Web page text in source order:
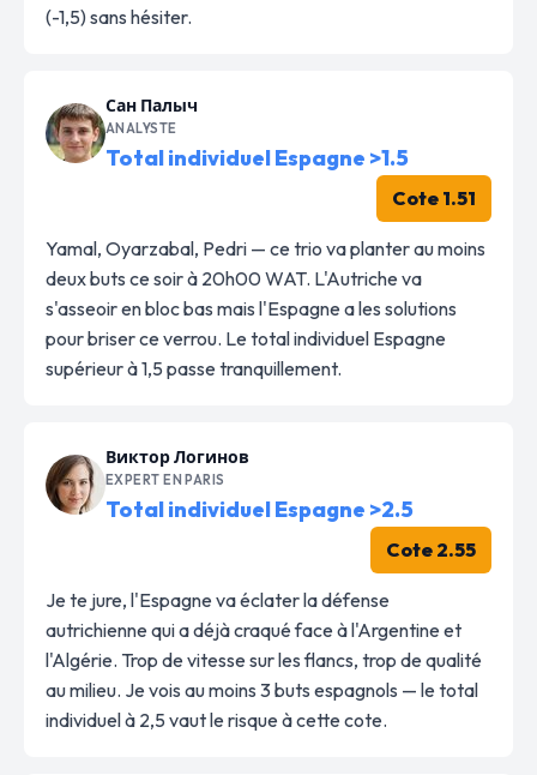
(-1,5) sans hésiter.
Сан Палыч
ANALYSTE
Total individuel Espagne >1.5
Cote 1.51
Yamal, Oyarzabal, Pedri — ce trio va planter au moins
deux buts ce soir à 20h00 WAT. L'Autriche va
s'asseoir en bloc bas mais l'Espagne a les solutions
pour briser ce verrou. Le total individuel Espagne
supérieur à 1,5 passe tranquillement.
Виктор Логинов
EXPERT EN PARIS
Total individuel Espagne >2.5
Cote 2.55
Je te jure, l'Espagne va éclater la défense
autrichienne qui a déjà craqué face à l'Argentine et
l'Algérie. Trop de vitesse sur les flancs, trop de qualité
au milieu. Je vois au moins 3 buts espagnols — le total
individuel à 2,5 vaut le risque à cette cote.